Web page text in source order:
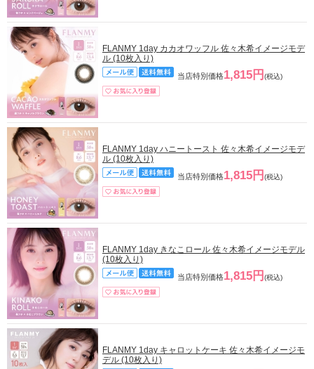
FLANMY 1day カカオワッフル 佐々木希イメージモデ
ル (10枚入り)
当店特別価格1,815円 (税込)
FLANMY 1day ハニートースト 佐々木希イメージモデ
ル (10枚入り)
当店特別価格1,815円 (税込)
FLANMY 1day きなこロール 佐々木希イメージモデル
(10枚入り)
当店特別価格1,815円 (税込)
FLANMY 1day キャロットケーキ 佐々木希イメージモ
デル (10枚入り)